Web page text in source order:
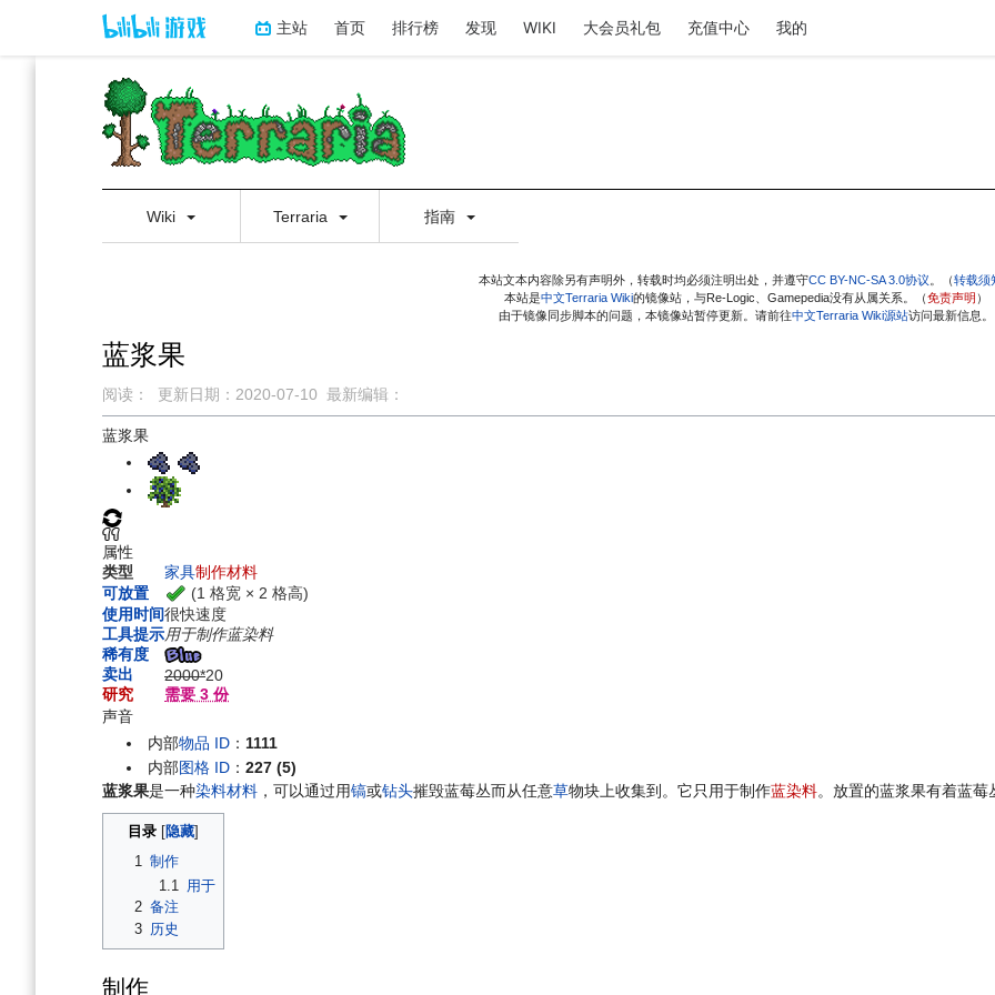
主站 首页 排行榜 发现 WIKI 大会员礼包 充值中心 我的
Wiki Terraria 指南
本站文本内容除另有声明外，转载时均必须注明出处，并遵守CC BY-NC-SA 3.0协议 。（转载须
本站是中文Terraria Wiki的镜像站，与Re-Logic、Gamepedia没有从属关系。（免责声明 ）
由于镜像同步脚本的问题，本镜像站暂停更新。请前往中文Terraria Wiki源站访问最新信息。
蓝浆果
阅读： 更新日期： 2020-07-10 最新编辑：
跳
跳
蓝浆果
属性
类型
家具制作材料
可放置
(1 格宽 × 2 格高)
使用时间很快速度
工具提示用于制作蓝染料
稀有度
卖出
2000*20
研究
需要 3 份
声音
内部物品 ID ： 1111
内部图格 ID ：227 (5)
蓝浆果是一种染料材料 ，可以通过用镐或钻头摧毁蓝莓丛而从任意草物块上收集到。它只用于制作蓝染料。放置的蓝浆果有着蓝莓
目录
1
制作
1.1
用于
2 备注
3 历史
制作